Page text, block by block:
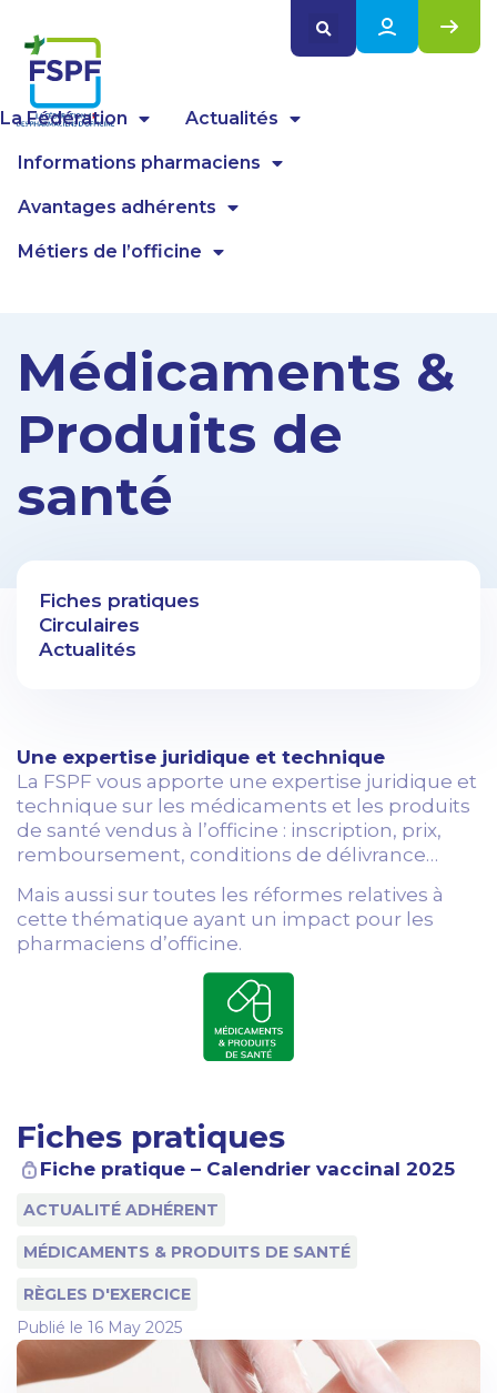
La Fédération Actualités
Informations pharmaciens
Avantages adhérents
Métiers de l’officine
Médicaments &
Produits de
santé
Fiches pratiques
Circulaires
Actualités
Une expertise juridique et technique
La FSPF vous apporte une expertise juridique et
technique sur les médicaments et les produits
de santé vendus à l’officine : inscription, prix,
remboursement, conditions de délivrance…
Mais aussi sur toutes les réformes relatives à
cette thématique ayant un impact pour les
pharmaciens d’officine.
Fiches pratiques
Fiche pratique – Calendrier vaccinal 2025
ACTUALITÉ ADHÉRENT
MÉDICAMENTS & PRODUITS DE SANTÉ
RÈGLES D'EXERCICE
Publié le 16 May 2025